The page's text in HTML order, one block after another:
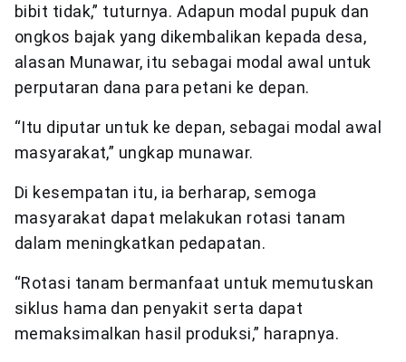
bibit tidak,” tuturnya. Adapun modal pupuk dan
ongkos bajak yang dikembalikan kepada desa,
alasan Munawar, itu sebagai modal awal untuk
perputaran dana para petani ke depan.
“Itu diputar untuk ke depan, sebagai modal awal
masyarakat,” ungkap munawar.
Di kesempatan itu, ia berharap, semoga
masyarakat dapat melakukan rotasi tanam
dalam meningkatkan pedapatan.
“Rotasi tanam bermanfaat untuk memutuskan
siklus hama dan penyakit serta dapat
memaksimalkan hasil produksi,” harapnya.